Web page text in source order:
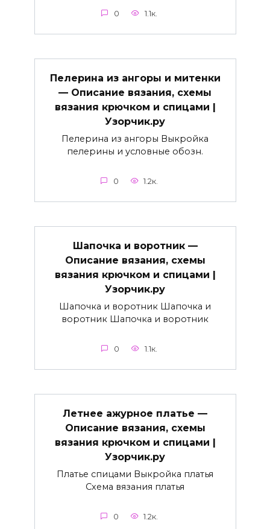
0 1.1к.
Пелерина из ангоры и митенки
— Описание вязания, схемы
вязания крючком и спицами |
Узорчик.ру
Пелерина из ангоры Выкройка
пелерины и условные обозн.
0 1.2к.
Шапочка и воротник —
Описание вязания, схемы
вязания крючком и спицами |
Узорчик.ру
Шапочка и воротник Шапочка и
воротник Шапочка и воротник
0 1.1к.
Летнее ажурное платье —
Описание вязания, схемы
вязания крючком и спицами |
Узорчик.ру
Платье спицами Выкройка платья
Схема вязания платья
0 1.2к.